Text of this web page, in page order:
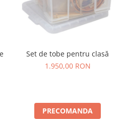
Set de tobe pentru clasă
1.950,00 RON
PRECOMANDA